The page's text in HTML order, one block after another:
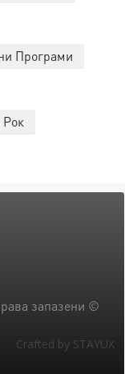
Програми
запазени ©
Crafted by STAYUX